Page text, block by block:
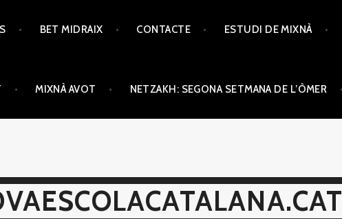
BET MIDRAIX CONTACTE ESTUDI DE MIXNÀ
MIXNÀ AVOT NETZAKH: SEGONA SETMANA DE L’ÒMER